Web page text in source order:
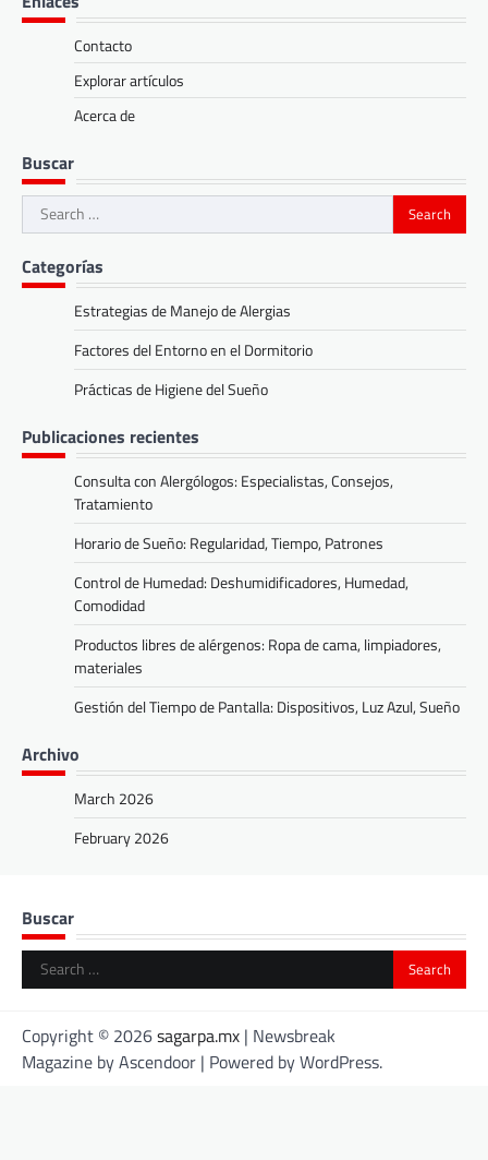
Contacto
Explorar artículos
Acerca de
Buscar
Search
for:
Categorías
Estrategias de Manejo de Alergias
Factores del Entorno en el Dormitorio
Prácticas de Higiene del Sueño
Publicaciones recientes
Consulta con Alergólogos: Especialistas, Consejos,
Tratamiento
Horario de Sueño: Regularidad, Tiempo, Patrones
Control de Humedad: Deshumidificadores, Humedad,
Comodidad
Productos libres de alérgenos: Ropa de cama, limpiadores,
materiales
Gestión del Tiempo de Pantalla: Dispositivos, Luz Azul, Sueño
Archivo
March 2026
February 2026
Buscar
Search
for:
Copyright © 2026sagarpa.mx | Newsbreak
Magazine byAscendoor | Powered byWordPress.